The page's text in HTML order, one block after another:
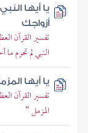
يا أيها
أزواجك
تفسير القرآن
النبي لم تحرم
يا أيها
تفسير القرآن
المزمل "